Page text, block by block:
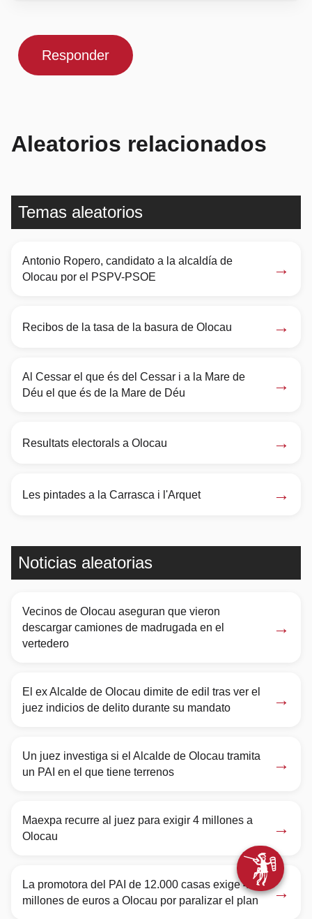
Responder
Aleatorios relacionados
Temas aleatorios
Antonio Ropero, candidato a la alcaldía de
Olocau por el PSPV-PSOE
→
Recibos de la tasa de la basura de Olocau →
Al Cessar el que és del Cessar i a la Mare de
Déu el que és de la Mare de Déu
→
Resultats electorals a Olocau →
Les pintades a la Carrasca i l'Arquet →
Noticias aleatorias
Vecinos de Olocau aseguran que vieron
descargar camiones de madrugada en el
vertedero
→
El ex Alcalde de Olocau dimite de edil tras ver el
juez indicios de delito durante su mandato
→
Un juez investiga si el Alcalde de Olocau tramita
un PAI en el que tiene terrenos
→
Maexpa recurre al juez para exigir 4 millones a
Olocau
→
La promotora del PAI de 12.000 casas exige 4
millones de euros a Olocau por paralizar el plan
→